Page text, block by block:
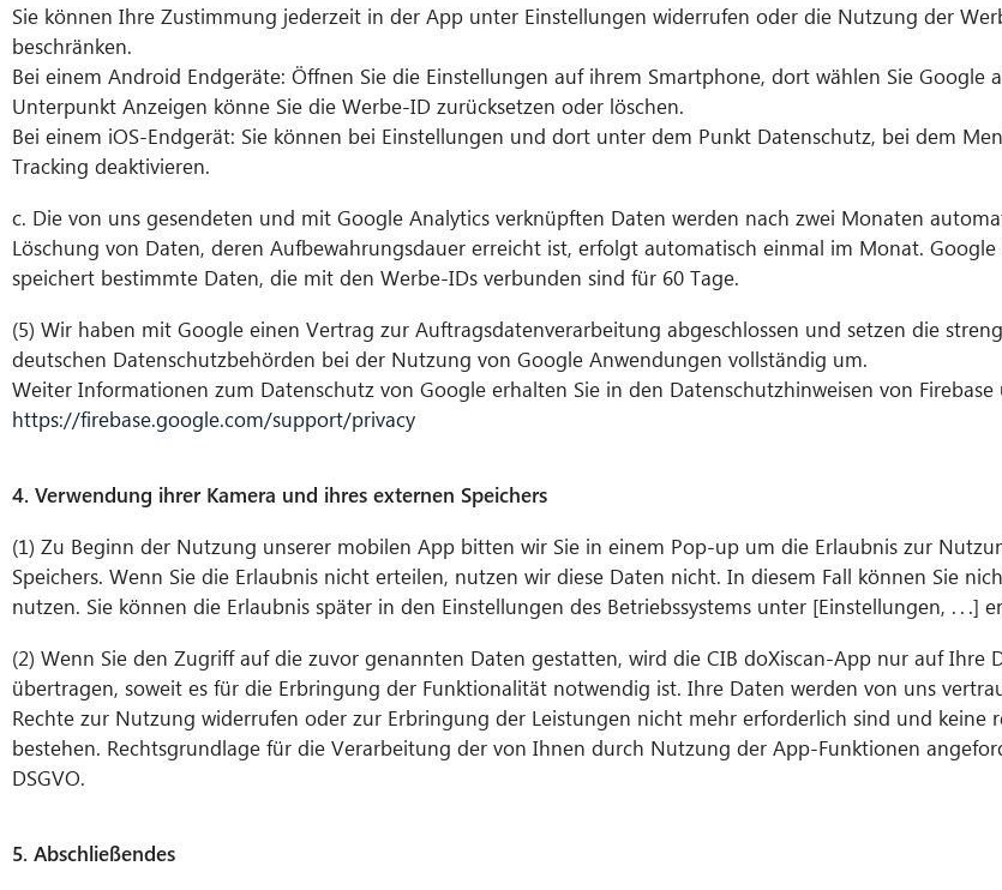
Sie können Ihre Zustimmung jederzeit in der App unter Einstellungen widerrufen oder die Nutzung der
beschränken.
Bei einem Android Endgeräte: Öffnen Sie die Einstellungen auf ihrem Smartphone, dort wählen Sie Google
Unterpunkt Anzeigen könne Sie die Werbe-ID zurücksetzen oder löschen.
Bei einem iOS-Endgerät: Sie können bei Einstellungen und dort unter dem Punkt Datenschutz, bei dem
Tracking deaktivieren.
c. Die von uns gesendeten und mit Google Analytics verknüpften Daten werden nach zwei Monaten
Löschung von Daten, deren Aufbewahrungsdauer erreicht ist, erfolgt automatisch einmal im Monat. Google
speichert bestimmte Daten, die mit den Werbe-IDs verbunden sind für 60 Tage.
(5) Wir haben mit Google einen Vertrag zur Auftragsdatenverarbeitung abgeschlossen und setzen die
deutschen Datenschutzbehörden bei der Nutzung von Google Anwendungen vollständig um.
Weiter Informationen zum Datenschutz von Google erhalten Sie in den Datenschutzhinweisen von Firebase
https://firebase.google.com/support/privacy
4. Verwendung ihrer Kamera und ihres externen Speichers
(1) Zu Beginn der Nutzung unserer mobilen App bitten wir Sie in einem Pop-up um die Erlaubnis zur
Speichers. Wenn Sie die Erlaubnis nicht erteilen, nutzen wir diese Daten nicht. In diesem Fall können Sie
nutzen. Sie können die Erlaubnis später in den Einstellungen des Betriebssystems unter [Einstellungen, . . .]
(2) Wenn Sie den Zugriff auf die zuvor genannten Daten gestatten, wird die CIB doXiscan-App nur auf Ihre
übertragen, soweit es für die Erbringung der Funktionalität notwendig ist. Ihre Daten werden von uns
Rechte zur Nutzung widerrufen oder zur Erbringung der Leistungen nicht mehr erforderlich sind und keine
bestehen. Rechtsgrundlage für die Verarbeitung der von Ihnen durch Nutzung der App-Funktionen
DSGVO.
5. Abschließendes